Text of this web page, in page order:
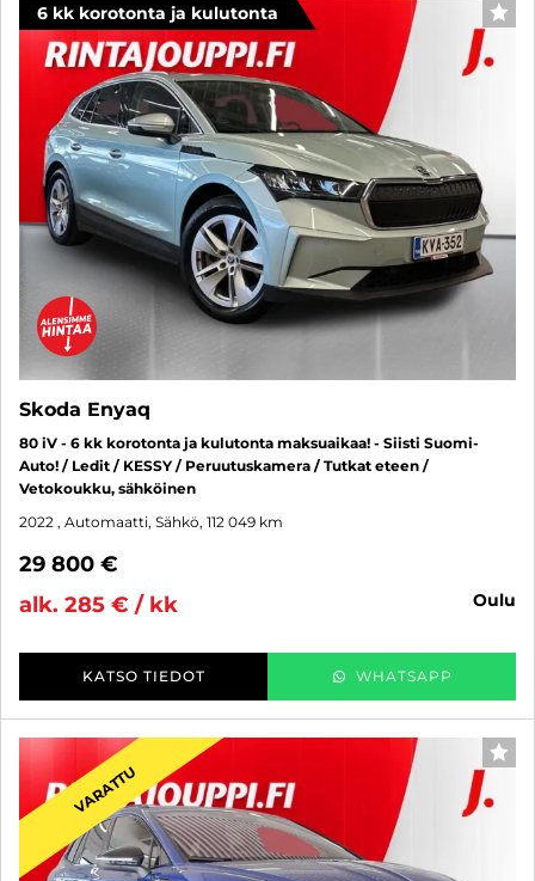
6 kk korotonta ja kulutonta
Skoda Enyaq
80 iV - 6 kk korotonta ja kulutonta maksuaikaa! - Siisti Suomi-
Auto! / Ledit / KESSY / Peruutuskamera / Tutkat eteen /
Vetokoukku, sähköinen
2022 , Automaatti, Sähkö, 112 049 km
29 800 €
alk. 285 € / kk
oulu
KATSO TIEDOT WHATSAPP
VARATTU